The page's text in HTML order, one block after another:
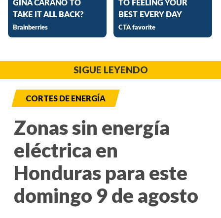
SIGUE LEYENDO
CORTES DE ENERGÍA
Zonas sin energía
eléctrica en
Honduras para este
domingo 9 de agosto